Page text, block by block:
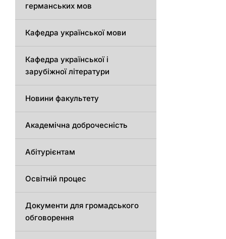
германських мов
Кафедра української мови
Кафедра української і
зарубіжної літератури
Новини факультету
Академічна доброчесність
Абітурієнтам
Освітній процес
Документи для громадського
обговорення